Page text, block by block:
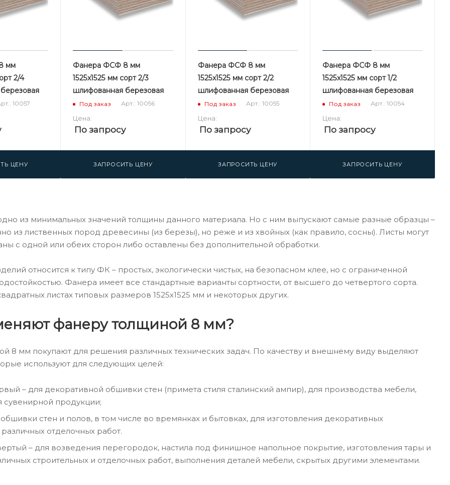
мм
2/4
10057
ЦЕНУ
Фанера ФСФ 8 мм
1525х1525 мм сорт 2/3
шлифованная березовая
Под заказ Арт.: 10056
Цена:
По запросу
ЗАПРОСИТЬ ЦЕНУ
Фанера ФСФ 8 мм
1525х1525 мм сорт 2/2
шлифованная березовая
Под заказ Арт.: 10055
Цена:
По запросу
ЗАПРОСИТЬ ЦЕНУ
Фанера ФСФ 8 мм
1525х1525 мм сорт 1/2
шлифованная березовая
Под заказ Арт.: 10054
Цена:
По запросу
ЗАПРОСИТЬ ЦЕНУ
из минимальных значений толщины данного материала. Но с ним выпускают самые разные образцы –
из лиственных пород древесины (из березы), но реже и из хвойных (как правило, сосны). Листы могут
с одной или обеих сторон либо оставлены без дополнительной обработки.
относится к типу ФК – простых, экологически чистых, на безопасном клее, но с ограниченной
Фанера имеет все стандартные варианты сортности, от высшего до четвертого сорта.
листах типовых размеров 1525х1525 мм и некоторых других.
фанеру толщиной 8 мм?
8 мм покупают для решения различных технических задач. По качеству и внешнему виду выделяют
используют для следующих целей:
– для декоративной обшивки стен (примета стиля сталинский ампир), для производства мебели,
сувенирной продукции;
стен и полов, в том числе во времянках и бытовках, для изготовления декоративных
различных отделочных работ.
– для возведения перегородок, настила под финишное напольное покрытие, изготовления тары и
строительных и отделочных работ, выполнения деталей мебели, скрытых другими элементами.